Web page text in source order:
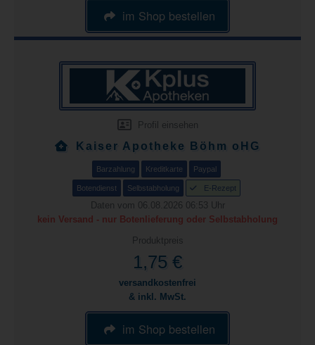
im Shop bestellen
Profil einsehen
Kaiser Apotheke Böhm oHG
Barzahlung Kreditkarte Paypal
Botendienst Selbstabholung E-Rezept
Daten vom 06.08.2026 06:53 Uhr
kein Versand - nur Botenlieferung oder Selbstabholung
Produktpreis
1,75 €
versandkostenfrei
& inkl. MwSt.
im Shop bestellen